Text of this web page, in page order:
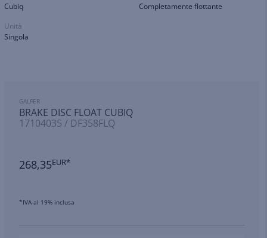
Cubiq
Completamente flottante
Unità
Singola
GALFER
BRAKE DISC FLOAT CUBIQ
17104035 / DF358FLQ
268,35EUR*
*IVA al 19% inclusa